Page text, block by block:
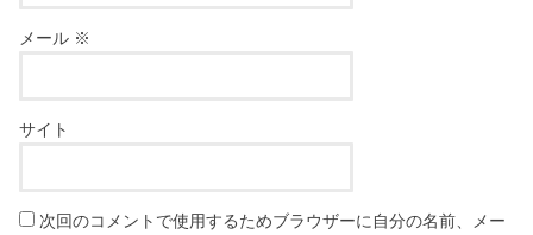
メール ※
サイト
次回のコメントで使用するためブラウザーに自分の名前、メー